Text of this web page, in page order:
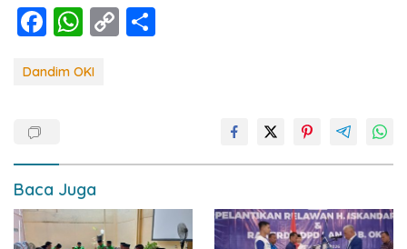
F
ac
e
o
k
W
h
at
p
p
C
o
n
Dandim OKI
Baca Juga